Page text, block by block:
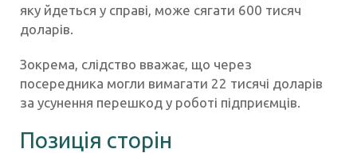
яку йдеться у справі, може сягати 600 тисяч
доларів.
Зокрема, слідство вважає, що через
посередника могли вимагати 22 тисячі доларів
за усунення перешкод у роботі підприємців.
Позиція сторін